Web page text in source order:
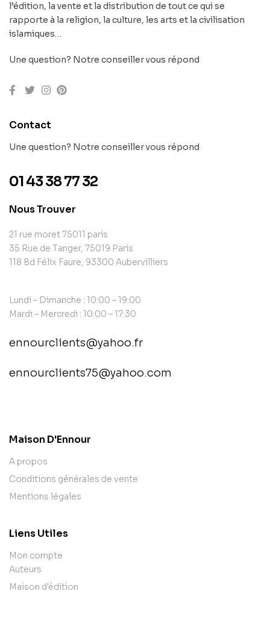
l’édition, la vente et la distribution de tout ce qui se
rapporte à la religion, la culture, les arts et la civilisation
islamiques…
Une question? Notre conseiller vous répond
Contact
Une question? Notre conseiller vous répond
01 43 38 77 32
Nous Trouver
21 rue moret 75011 paris
35 Rue de Tanger, 75019 Paris
118 Bd Félix Faure, 93300 Aubervilliers
Lundi – Dimanche : 10:00 – 19:00
Mardi – Mercredi : 10:00 – 17:30
ennourclients@yahoo.fr
ennourclients75@yahoo.com
Maison D'Ennour
A propos
Conditions générales de vente
Mentions légales
Liens Utiles
Mon compte
Auteurs
Maison d'édition